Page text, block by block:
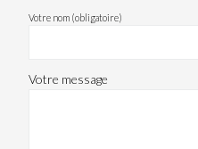
Votre nom (obligatoire)
Votre message